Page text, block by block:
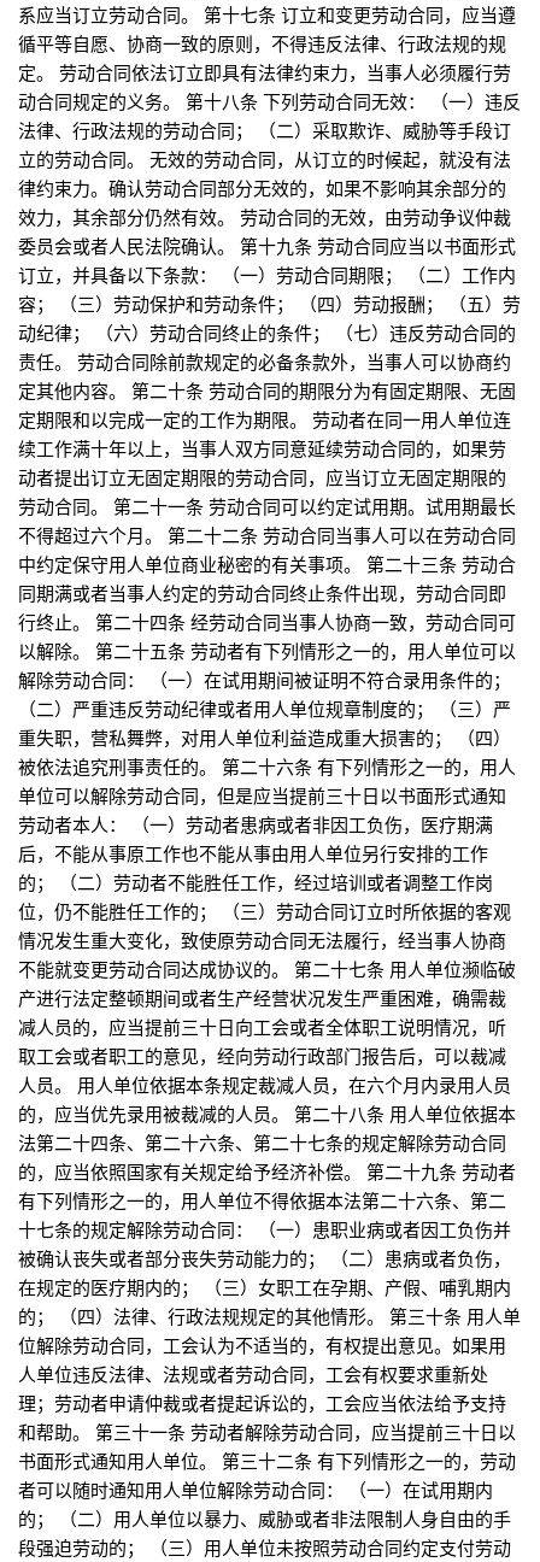
系应当订立劳动合同。 第十七条 订立和变更劳动合同，应当遵
循平等自愿、协商一致的原则，不得违反法律、行政法规的规
定。 劳动合同依法订立即具有法律约束力，当事人必须履行劳
动合同规定的义务。 第十八条 下列劳动合同无效： （一）违反
法律、行政法规的劳动合同； （二）采取欺诈、威胁等手段订
立的劳动合同。 无效的劳动合同，从订立的时候起，就没有法
律约束力。确认劳动合同部分无效的，如果不影响其余部分的
效力，其余部分仍然有效。 劳动合同的无效，由劳动争议仲裁
委员会或者人民法院确认。 第十九条 劳动合同应当以书面形式
订立，并具备以下条款： （一）劳动合同期限； （二）工作内
容； （三）劳动保护和劳动条件； （四）劳动报酬； （五）劳
动纪律； （六）劳动合同终止的条件； （七）违反劳动合同的
责任。 劳动合同除前款规定的必备条款外，当事人可以协商约
定其他内容。 第二十条 劳动合同的期限分为有固定期限、无固
定期限和以完成一定的工作为期限。 劳动者在同一用人单位连
续工作满十年以上，当事人双方同意延续劳动合同的，如果劳
动者提出订立无固定期限的劳动合同，应当订立无固定期限的
劳动合同。 第二十一条 劳动合同可以约定试用期。试用期最长
不得超过六个月。 第二十二条 劳动合同当事人可以在劳动合同
中约定保守用人单位商业秘密的有关事项。 第二十三条 劳动合
同期满或者当事人约定的劳动合同终止条件出现，劳动合同即
行终止。 第二十四条 经劳动合同当事人协商一致，劳动合同可
以解除。 第二十五条 劳动者有下列情形之一的，用人单位可以
解除劳动合同： （一）在试用期间被证明不符合录用条件的；
（二）严重违反劳动纪律或者用人单位规章制度的； （三）严
重失职，营私舞弊，对用人单位利益造成重大损害的； （四）
被依法追究刑事责任的。 第二十六条 有下列情形之一的，用人
单位可以解除劳动合同，但是应当提前三十日以书面形式通知
劳动者本人： （一）劳动者患病或者非因工负伤，医疗期满
后，不能从事原工作也不能从事由用人单位另行安排的工作
的； （二）劳动者不能胜任工作，经过培训或者调整工作岗
位，仍不能胜任工作的； （三）劳动合同订立时所依据的客观
情况发生重大变化，致使原劳动合同无法履行，经当事人协商
不能就变更劳动合同达成协议的。 第二十七条 用人单位濒临破
产进行法定整顿期间或者生产经营状况发生严重困难，确需裁
减人员的，应当提前三十日向工会或者全体职工说明情况，听
取工会或者职工的意见，经向劳动行政部门报告后，可以裁减
人员。 用人单位依据本条规定裁减人员，在六个月内录用人员
的，应当优先录用被裁减的人员。 第二十八条 用人单位依据本
法第二十四条、第二十六条、第二十七条的规定解除劳动合同
的，应当依照国家有关规定给予经济补偿。 第二十九条 劳动者
有下列情形之一的，用人单位不得依据本法第二十六条、第二
十七条的规定解除劳动合同： （一）患职业病或者因工负伤并
被确认丧失或者部分丧失劳动能力的； （二）患病或者负伤，
在规定的医疗期内的； （三）女职工在孕期、产假、哺乳期内
的； （四）法律、行政法规规定的其他情形。 第三十条 用人单
位解除劳动合同，工会认为不适当的，有权提出意见。如果用
人单位违反法律、法规或者劳动合同，工会有权要求重新处
理；劳动者申请仲裁或者提起诉讼的，工会应当依法给予支持
和帮助。 第三十一条 劳动者解除劳动合同，应当提前三十日以
书面形式通知用人单位。 第三十二条 有下列情形之一的，劳动
者可以随时通知用人单位解除劳动合同： （一）在试用期内
的； （二）用人单位以暴力、威胁或者非法限制人身自由的手
段强迫劳动的； （三）用人单位未按照劳动合同约定支付劳动